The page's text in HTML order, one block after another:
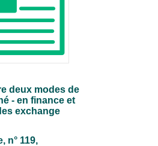
deux modes de
- en finance et
exchange
, n° 119,